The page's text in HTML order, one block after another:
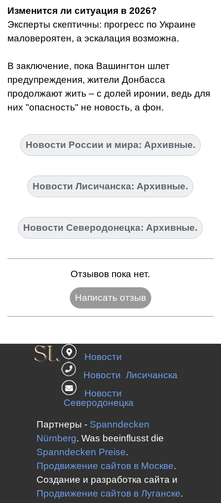
Изменится ли ситуация в 2026?
Эксперты скептичны: прогресс по Украине
маловероятен, а эскалация возможна.
В заключение, пока Вашингтон шлет
предупреждения, жители Донбасса
продолжают жить – с долей иронии, ведь для
них "опасность" не новость, а фон.
Новости России и мира: Архивные.
Новости Лисичанска: Архивные.
Новости Северодонецка: Архивные.
Отзывов пока нет.
Оценка:*
Сообщение:*
Новости
Новости Лисичанска
Новости
Северодонецка
Партнеры - Spanndecken
Nürnberg. Was beeinflusst die
Spanndecken Preise.
Продвижение сайтов в Москве.
Создание и разработка сайта и
Продвижение сайтов в Луганске.